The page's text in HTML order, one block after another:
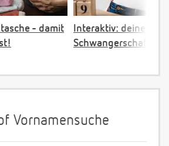
- damit
Interaktiv: deine
Vornamensuche